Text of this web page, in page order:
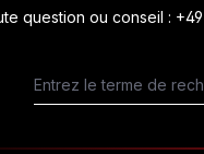
principal
question ou conseil :